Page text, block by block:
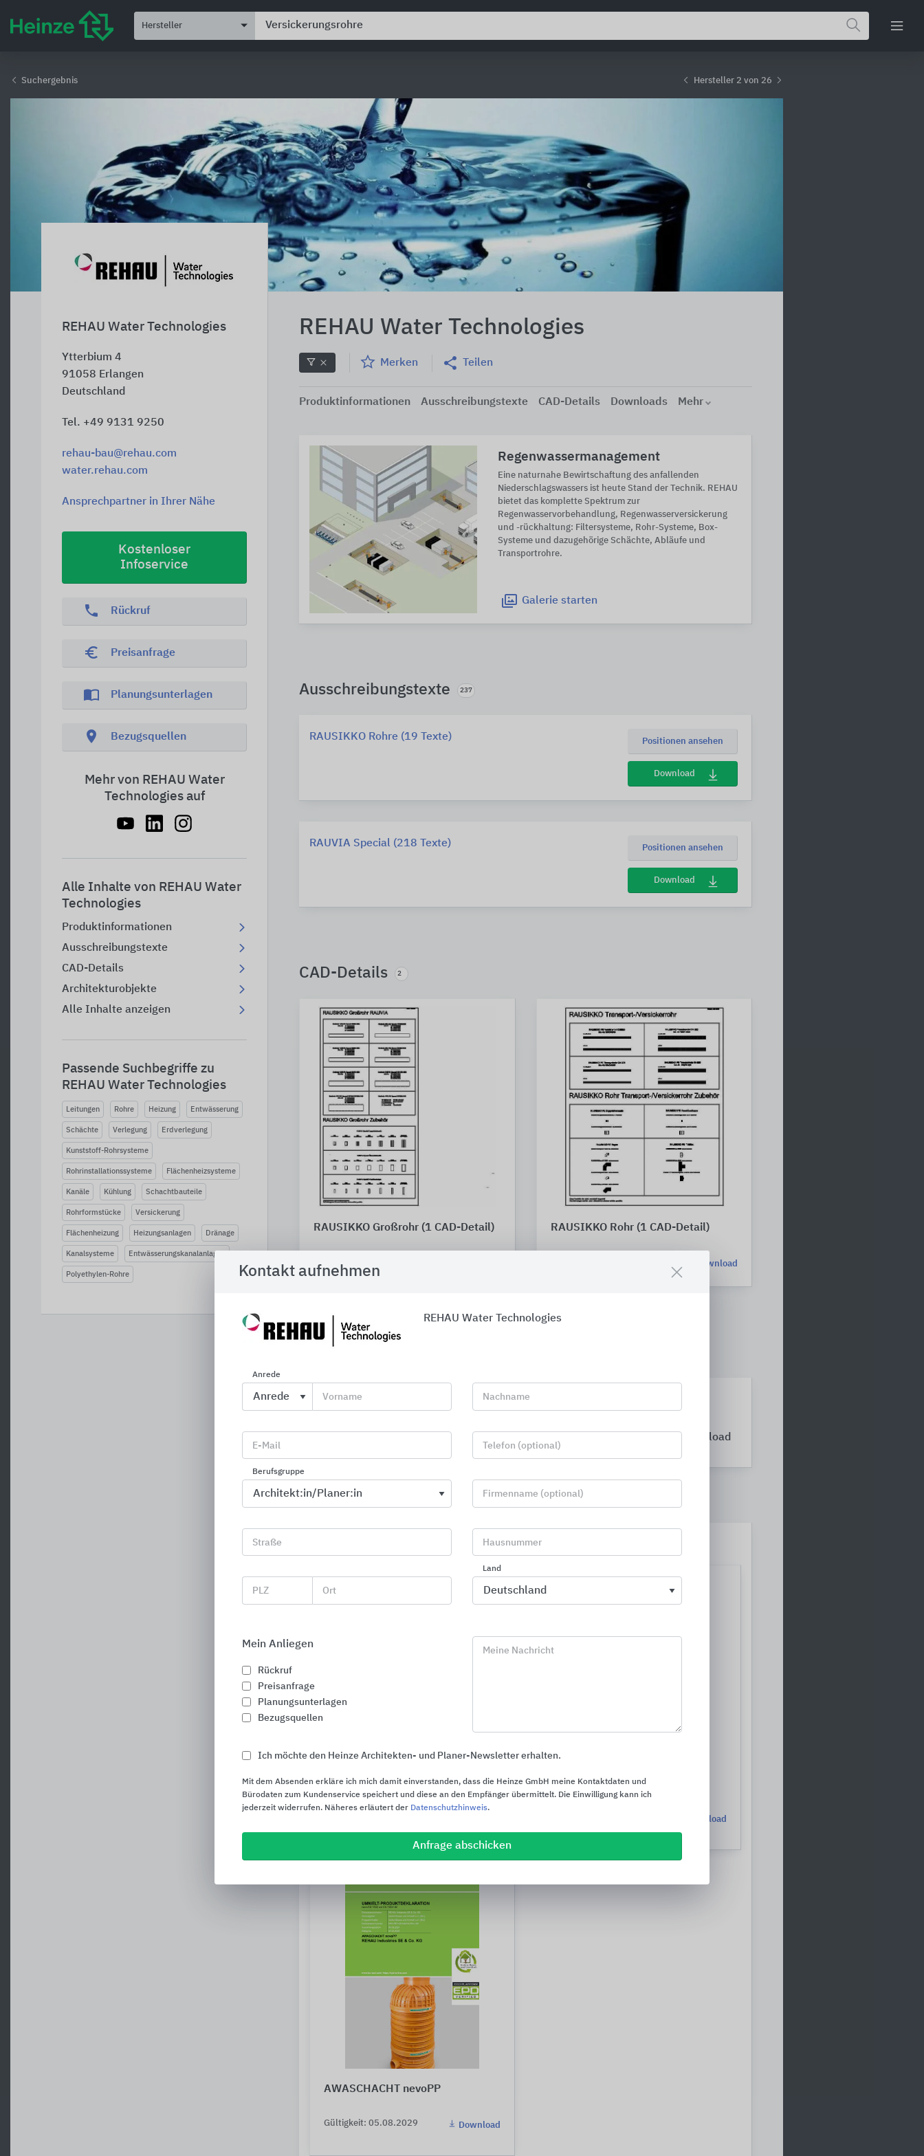
Hersteller
Suchergebnis Hersteller 2 von 26
REHAU Water Technologies
Ytterbium 4
91058 Erlangen
Deutschland
Tel. +49 9131 9250
rehau-bau@rehau.com
water.rehau.com
Ansprechpartner in Ihrer Nähe
Kostenloser
Infoservice
phone Rückruf
euro_symbol Preisanfrage
import_contacts Planungsunterlagen
location_on Bezugsquellen
Mehr von REHAU Water
Technologies auf
Alle Inhalte von REHAU Water
Technologies
Produktinformationen
Ausschreibungstexte
CAD-Details
Architekturobjekte
Alle Inhalte anzeigen
Passende Suchbegriffe zu
REHAU Water Technologies
Leitungen Rohre Heizung Entwässerung
Schächte Verlegung Erdverlegung
Kunststoff-Rohrsysteme
Rohrinstallationssysteme Flächenheizsysteme
Kanäle Kühlung Schachtbauteile
Rohrformstücke Versickerung
Flächenheizung Heizungsanlagen Dränage
Kanalsysteme Entwässerungskanalanlagen
Polyethylen-Rohre
REHAU Water Technologies
Merken Teilen
Produktinformationen Ausschreibungstexte CAD-Details Downloads Mehr
Regenwassermanagement
Eine naturnahe Bewirtschaftung des anfallenden
Niederschlagswassers ist heute Stand der Technik. REHAU
bietet das komplette Spektrum zur
Regenwasservorbehandlung, Regenwasserversickerung
und -rückhaltung: Filtersysteme, Rohr-Systeme, Box-
Systeme und dazugehörige Schächte, Abläufe und
Transportrohre.
Galerie starten
Ausschreibungstexte 237
RAUSIKKO Rohre (19 Texte) Positionen ansehen
Download
RAUVIA Special (218 Texte) Positionen ansehen
Download
CAD-Details 2
RAUSIKKO Großrohr (1 CAD-Detail)
CAD-Manager
RAUSIKKO Rohr (1 CAD-Detail)
Download
Produktinfos zum Mitnehmen
Download
AWADUKT nevoPP SN10 AWADUKT PP
Download
AWASCHACHT nevoPP
Gültigkeit: 05.08.2029 Download
Kontakt aufnehmen
REHAU Water Technologies
Anrede
Vorname Nachname
E-Mail Telefon (optional)
Berufsgruppe
Firmenname (optional)
Straße Hausnummer
PLZ Ort
Land
Mein Anliegen
Rückruf
Preisanfrage
Planungsunterlagen
Bezugsquellen
Meine Nachricht
Ich möchte den Heinze Architekten- und Planer-Newsletter erhalten.
Mit dem Absenden erkläre ich mich damit einverstanden, dass die Heinze GmbH meine Kontaktdaten und
Bürodaten zum Kundenservice speichert und diese an den Empfänger übermittelt. Die Einwilligung kann ich
jederzeit widerrufen. Näheres erläutert der Datenschutzhinweis.
Anfrage abschicken